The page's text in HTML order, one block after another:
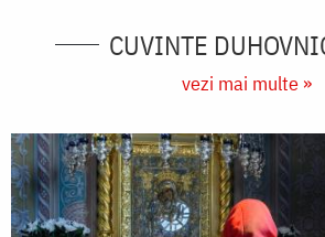
CUVINTE
vezi mai multe »